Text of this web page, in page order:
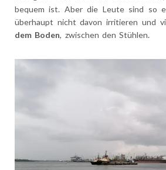
bequem ist. Aber die Leute sind so
überhaupt nicht davon irritieren und
dem Boden, zwischen den Stühlen.